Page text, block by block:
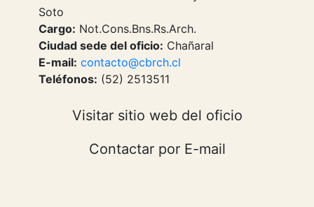
Soto
Cargo: Not.Cons.Bns.Rs.Arch.
Ciudad sede del oficio: Chañaral
E-mail: contacto@cbrch.cl
Teléfonos: (52) 2513511
Visitar sitio web del oficio
Contactar por E-mail